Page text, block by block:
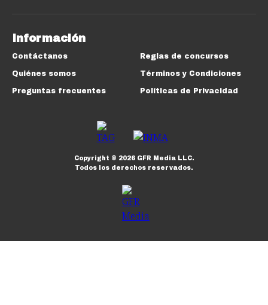
Información
Contáctanos
Quiénes somos
Preguntas frecuentes
Reglas de concursos
Términos y Condiciones
Políticas de Privacidad
Copyright © 2026GFR Media LLC.
Todos los derechos reservados.